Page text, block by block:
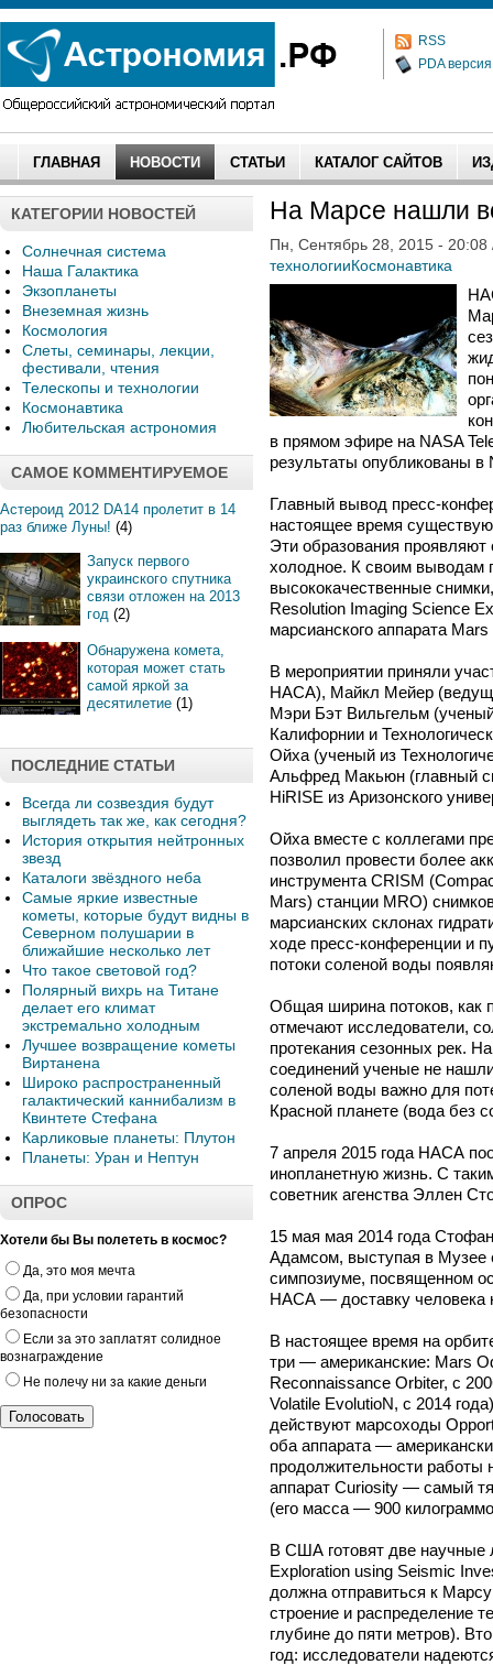
RSS
PDA версия
ГЛАВНАЯ НОВОСТИ СТАТЬИ КАТАЛОГ САЙТОВ
КАТЕГОРИИ НОВОСТЕЙ
Солнечная система
Наша Галактика
Экзопланеты
Внеземная жизнь
Космология
Слеты, семинары, лекции,
фестивали, чтения
Телескопы и технологии
Космонавтика
Любительская астрономия
САМОЕ КОММЕНТИРУЕМОЕ
Астероид 2012 DA14 пролетит в 14
раз ближе Луны! (4)
Запуск первого
украинского спутника
связи отложен на 2013
год (2)
Обнаружена комета,
которая может стать
самой яркой за
десятилетие (1)
ПОСЛЕДНИЕ СТАТЬИ
Всегда ли созвездия будут
выглядеть так же, как сегодня?
История открытия нейтронных
звезд
Каталоги звёздного неба
Самые яркие известные
кометы, которые будут видны в
Северном полушарии в
ближайшие несколько лет
Что такое световой год?
Полярный вихрь на Титане
делает его климат
экстремально холодным
Лучшее возвращение кометы
Виртанена
Широко распространенный
галактический каннибализм в
Квинтете Стефана
Карликовые планеты: Плутон
Планеты: Уран и Нептун
ОПРОС
Хотели бы Вы полететь в космос?
Да, это моя мечта
Да, при условии гарантий
безопасности
Если за это заплатят солидное
вознаграждение
Не полечу ни за какие деньги
На Марсе нашли
Пн, Сентябрь 28, 2015 - 20:08
технологии Космонавтика
в прямом эфире на NASA
результаты опубликованы в
Главный вывод пресс-
настоящее время
Эти образования
холодное. К своим выводам
высококачественные
Resolution Imaging Science
марсианского аппарата
В мероприятии приняли
НАСА), Майкл Мейер
Мэри Бэт Вильгельм
Калифорнии и
Ойха (ученый из
Альфред Макьюн (главный
HiRISE из Аризонского
Ойха вместе с коллегами
позволил провести более
инструмента CRISM
Mars) станции MRO)
марсианских склонах
ходе пресс-конференции и
потоки соленой воды
Общая ширина потоков, как
отмечают исследователи,
протекания сезонных рек.
соединений ученые не
соленой воды важно для
Красной планете (вода без
7 апреля 2015 года НАСА
инопланетную жизнь. С
советник агенства Эллен
15 мая мая 2014 года
Адамсом, выступая в Музее
симпозиуме, посвященном
НАСА — доставку человека
В настоящее время на
три — американские: Mars
Reconnaissance Orbiter, с
Volatile EvolutioN, с 2014
действуют марсоходы
оба аппарата —
продолжительности работы
аппарат Curiosity — самый
(его масса — 900
В США готовят две научные
Exploration using Seismic
должна отправиться к
строение и распределение
глубине до пяти метров).
год: исследователи